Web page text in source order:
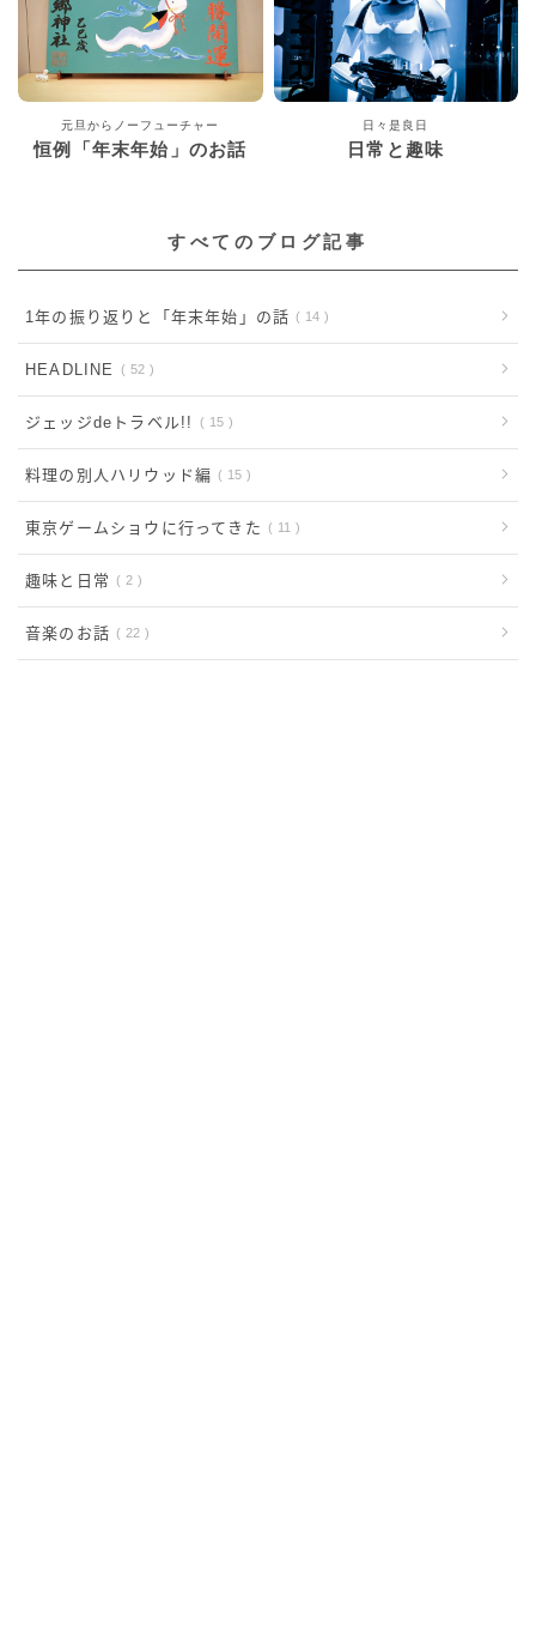
元旦からノーフューチャー
恒例「年末年始」のお話
日々是良日
日常と趣味
すべてのブログ記事
1年の振り返りと「年末年始」の話 14
HEADLINE 52
ジェッジdeトラベル!! 15
料理の別人ハリウッド編 15
東京ゲームショウに行ってきた 11
趣味と日常 2
音楽のお話 22